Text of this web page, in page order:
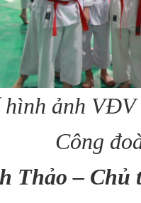
hình ảnh
Công
Thảo –